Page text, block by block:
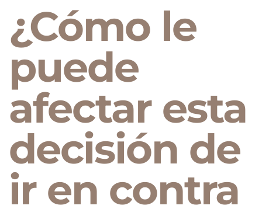
¿Cómo le
puede
afectar esta
decisión de
ir en contra